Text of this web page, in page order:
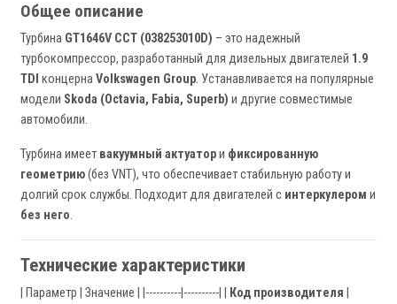
Общее описание
Турбина GT1646V CCT (038253010D) – это надежный
турбокомпрессор, разработанный для дизельных двигателей 1.9
TDI концернаVolkswagen Group. Устанавливается на популярные
модели Skoda (Octavia, Fabia, Superb) и другие совместимые
автомобили.
Турбина имеет вакуумный актуатори фиксированную
геометрию(без VNT), что обеспечивает стабильную работу и
долгий срок службы. Подходит для двигателей с интеркулером и
без него.
Технические характеристики
| Параметр | Значение | |----------|----------| | Код производителя